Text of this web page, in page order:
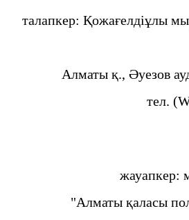
талапкер: Қожағелдіұлы
Алматы қ., Әуезов
тел.
жауапкер:
"Алматы қаласы